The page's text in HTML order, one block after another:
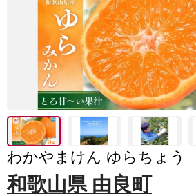
わかやまけん ゆらちょう
和歌山県 由良町